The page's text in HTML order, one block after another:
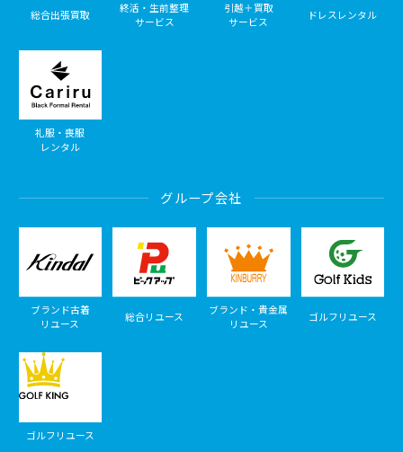
総合出張買取
終活・生前整理
サービス
引越＋買取
サービス
ドレスレンタル
礼服・喪服
レンタル
グループ会社
ブランド古着
リユース
総合リユース
ブランド・貴金属
リユース
ゴルフリユース
ゴルフリユース